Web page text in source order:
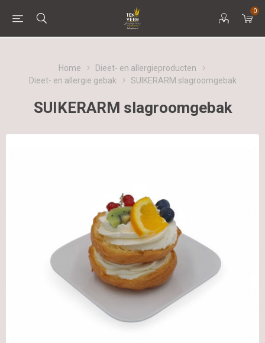
0
Home
Dieet- en allergieproducten
Dieet- en allergie gebak
SUIKERARM slagroomgebak
SUIKERARM slagroomgebak